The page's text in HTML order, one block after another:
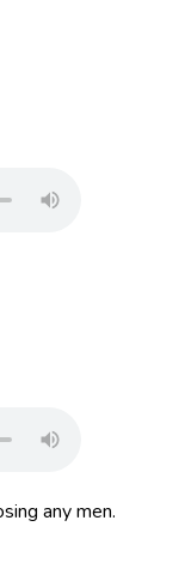
any men.